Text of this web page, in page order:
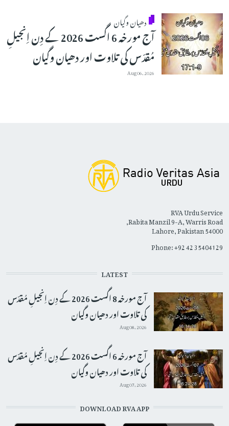
دھیان وگیان
آج مورخہ 6 اگست 2026 کے دِن اِنجیلِ
مُقدّس کی تلاوت اور دھیان وگیان
Aug 06, 2026
RVA Urdu Service
Rabita Manzil 9-A, Warris Road,
Lahore, Pakistan 54000
Phone: +92 42 35404129
LATEST
آج مورخہ 8 اگست 2026 کے دِن اِنجیلِ مُقدّس
کی تلاوت اور دھیان وگیان
Aug 08, 2026
آج مورخہ 6 اگست 2026 کے دِن اِنجیلِ مُقدّس
کی تلاوت اور دھیان وگیان
Aug 07, 2026
DOWNLOAD RVA APP